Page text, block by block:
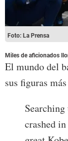
Foto: La Prensa
Miles de aficionados
El mundo del
sus figuras
crashed